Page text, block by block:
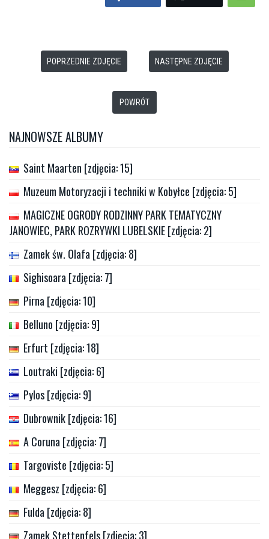
POPRZEDNIE ZDJĘCIE NASTĘPNE ZDJĘCIE
POWRÓT
NAJNOWSZE ALBUMY
Saint Maarten [zdjęcia: 15]
Muzeum Motoryzacji i techniki w Kobyłce [zdjęcia: 5]
MAGICZNE OGRODY RODZINNY PARK TEMATYCZNY
JANOWIEC, PARK ROZRYWKI LUBELSKIE [zdjęcia: 2]
Zamek św. Olafa [zdjęcia: 8]
Sighisoara [zdjęcia: 7]
Pirna [zdjęcia: 10]
Belluno [zdjęcia: 9]
Erfurt [zdjęcia: 18]
Loutraki [zdjęcia: 6]
Pylos [zdjęcia: 9]
Dubrownik [zdjęcia: 16]
A Coruna [zdjęcia: 7]
Targoviste [zdjęcia: 5]
Meggesz [zdjęcia: 6]
Fulda [zdjęcia: 8]
Zamek Stettenfels [zdjęcia: 3]